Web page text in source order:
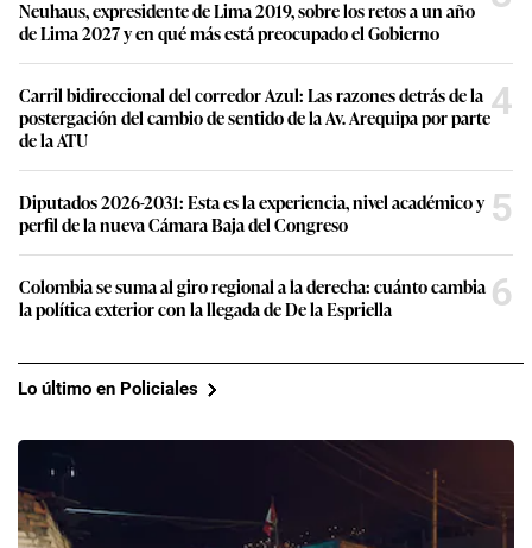
Neuhaus, expresidente de Lima 2019, sobre los retos a un año
de Lima 2027 y en qué más está preocupado el Gobierno
Carril bidireccional del corredor Azul: Las razones detrás de la
postergación del cambio de sentido de la Av. Arequipa por parte
de la ATU
4
Diputados 2026-2031: Esta es la experiencia, nivel académico y
perfil de la nueva Cámara Baja del Congreso
5
Colombia se suma al giro regional a la derecha: cuánto cambia
la política exterior con la llegada de De la Espriella
6
Lo último en Policiales